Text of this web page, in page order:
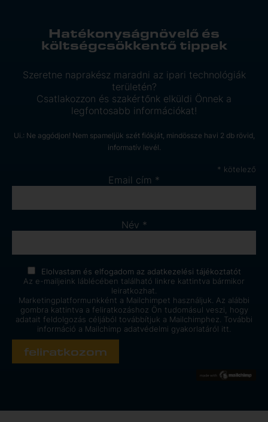
Hatékonyságnövelő és
költségcsökkentő tippek
Szeretne naprakész maradni az ipari technológiák
területén?
Csatlakozzon és szakértőnk elküldi Önnek a
legfontosabb információkat!
Ui.: Ne aggódjon! Nem spameljük szét fiókját, mindössze havi 2 db rövid,
informatív levél.
* kötelező
Email cím *
Név *
Elolvastam és elfogadom az adatkezelési tájékoztatót
Az e-mailjeink láblécében található linkre kattintva bármikor
leiratkozhat.
Marketingplatformunkként a Mailchimpet használjuk. Az alábbi
gombra kattintva a feliratkozáshoz Ön tudomásul veszi, hogy
adatait feldolgozás céljából továbbítjuk a Mailchimphez. További
információ a Mailchimp adatvédelmi gyakorlatáról itt.